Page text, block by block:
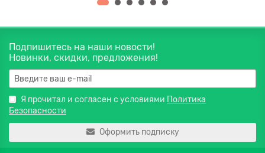
Подпишитесь на наши новости!
Новинки, скидки, предложения!
Я прочитал и согласен с условиями Политика
Безопасности
Оформить подписку